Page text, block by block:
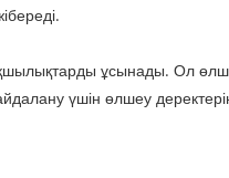
ұсынады. Ол
үшін өлшеу